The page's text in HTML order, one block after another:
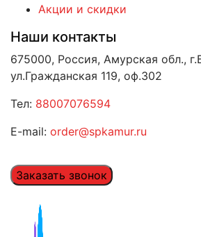
Акции и скидки
Наши контакты
675000, Россия, Амурская обл.,
ул.Гражданская 119, оф.302
Тел: 88007076594
E-mail: order@spkamur.ru
Заказать звонок